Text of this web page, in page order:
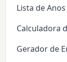
Lista de
Calculadora
Gerador de